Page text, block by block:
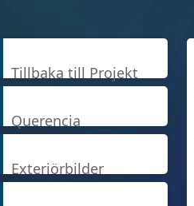
Tillbaka till Projekt
Querencia
Exteriörbilder